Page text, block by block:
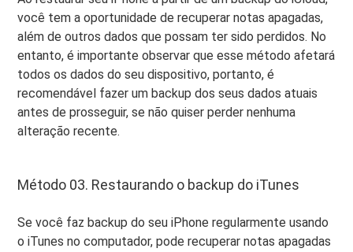
você tem a oportunidade de recuperar notas apagadas,
além de outros dados que possam ter sido perdidos. No
entanto, é importante observar que esse método afetará
todos os dados do seu dispositivo, portanto, é
recomendável fazer um backup dos seus dados atuais
antes de prosseguir, se não quiser perder nenhuma
alteração recente.
Método 03. Restaurando o backup do iTunes
Se você faz backup do seu iPhone regularmente usando
o iTunes no computador, pode recuperar notas apagadas